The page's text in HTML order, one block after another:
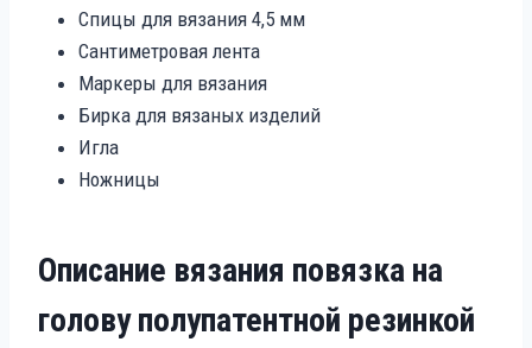
Спицы для вязания 4,5 мм
Сантиметровая лента
Маркеры для вязания
Бирка для вязаных изделий
Игла
Ножницы
Описание вязания повязка на
голову полупатентной резинкой